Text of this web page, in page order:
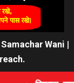
Wani |
.